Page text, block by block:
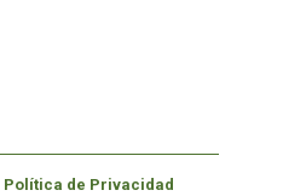
Política de Privacidad